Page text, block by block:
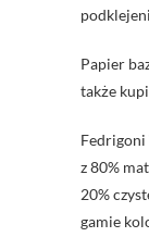
Papier
także
z 80%
20%
gamie